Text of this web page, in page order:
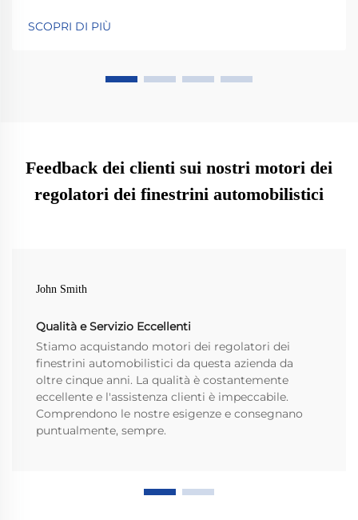
del motore nelle applicazioni con turbocompressore
e ad alto regime. Impara la scienza alla base della loro
SCOPRI DI PIÙ
Feedback dei clienti sui nostri motori dei
regolatori dei finestrini automobilistici
John Smith
Qualità e Servizio Eccellenti
Stiamo acquistando motori dei regolatori dei
finestrini automobilistici da questa azienda da
oltre cinque anni. La qualità è costantemente
eccellente e l'assistenza clienti è impeccabile.
Comprendono le nostre esigenze e consegnano
puntualmente, sempre.